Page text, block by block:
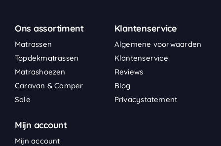
Ons assortiment
Matrassen
Topdekmatrassen
Matrashoezen
Caravan & Camper
Sale
Klantenservice
Algemene voorwaarden
Klantenservice
Reviews
Blog
Privacystatement
Mijn account
Mijn account